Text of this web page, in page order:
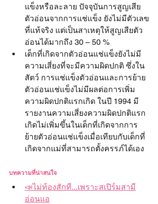
แข็งหรือละลาย ปัจจุบันการสูญเสีย
ตัวอ่อนจากการแช่แข็ง ยังไม่มีตัวเลข
ที่แท้จริง แต่เป็นสาเหตุให้สูญเสียตัว
อ่อนได้มากถึง 30 – 50 %
เด็กที่เกิดจากตัวอ่อนแช่แข็งยังไม่มี
ความเสี่ยงที่จะมีความผิดปกติ ซึ่งใน
สัตว์ การแช่แข็งตัวอ่อนและการย้าย
ตัวอ่อนแช่แข็งไม่มีผลต่อการเพิ่ม
ความผิดปกติแรกเกิด ในปี 1994 มี
รายงานความเสี่ยงความผิดปกติแรก
เกิดไม่เพิ่มขึ้นในเด็กที่เกิดจากการ
ย้ายตัวอ่อนแช่แข็งเมื่อเทียบกับเด็กที่
เกิดจากแม่ที่สามารถตั้งครรภ์ได้เอง
บทความที่น่าสนใจ
📣ไม่ท้องสักที...เพราะสเปิร์มสามี
อ่อนแอ